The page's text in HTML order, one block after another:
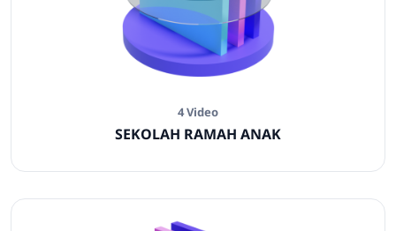
4 Video
SEKOLAH RAMAH ANAK